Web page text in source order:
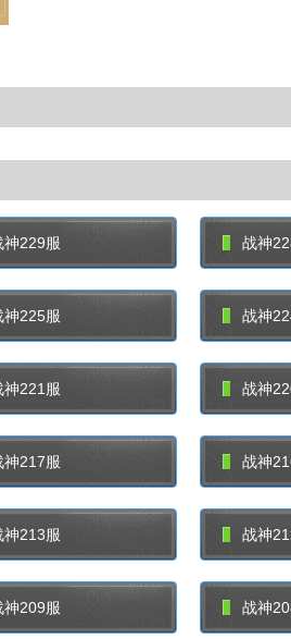
神229服 战神
神225服 战神
神221服 战神
神217服 战神
神213服 战神
神209服 战神